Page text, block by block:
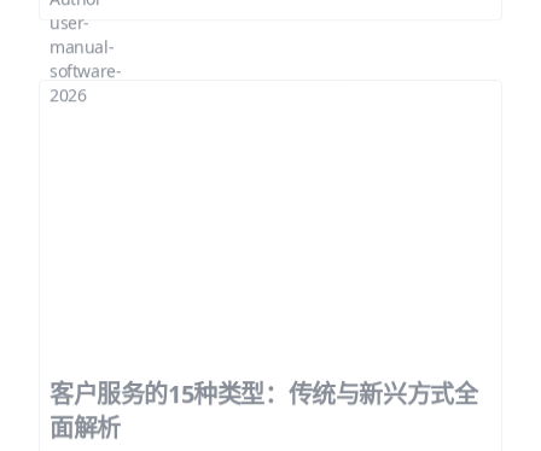
客户服务的15种类型：传统与新兴方式全
面解析